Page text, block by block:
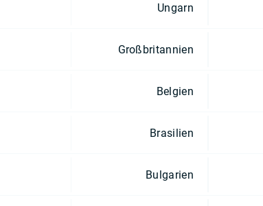
Ungarn
Großbritannien
Belgien
Brasilien
Bulgarien